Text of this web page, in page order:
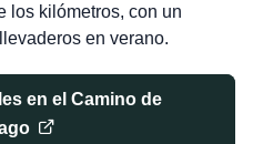
los kilómetros, con un
en verano.
en el Camino de